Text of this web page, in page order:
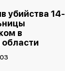
убийства 14-
в